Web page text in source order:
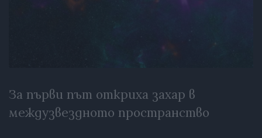
За първи път откриха захар в
междузвездното пространство